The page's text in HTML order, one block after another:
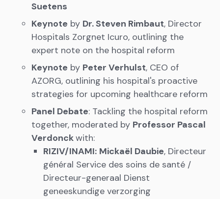
Suetens
Keynote by Dr. Steven Rimbaut, Director
Hospitals Zorgnet Icuro, outlining the
expert note on the hospital reform
Keynote by Peter Verhulst, CEO of
AZORG, outlining his hospital's proactive
strategies for upcoming healthcare reform
Panel Debate: Tackling the hospital reform
together, moderated by Professor Pascal
Verdonckwith:
RIZIV/INAMI: Mickaël Daubie, Directeur
général Service des soins de santé /
Directeur-generaal Dienst
geneeskundige verzorging